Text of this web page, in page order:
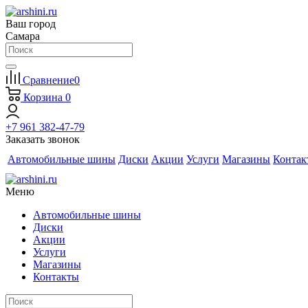
Ваш город
Самара
Сравнение0
Корзина 0
+7 961 382-47-79
Заказать звонок
Автомобильные шины Диски Акции Услуги Магазины
Меню
Автомобильные шины
Диски
Акции
Услуги
Магазины
Контакты